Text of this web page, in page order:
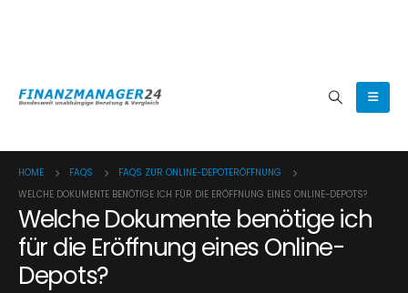
HOME FAQS
FAQS ZUR ONLINE-DEPOTERÖFFNUNG
WELCHE DOKUMENTE BENÖTIGE ICH FÜR DIE ERÖFFNUNG EINES ONLINE-DEPOTS?
Welche Dokumente benötige ich
für die Eröffnung eines Online-
Depots?